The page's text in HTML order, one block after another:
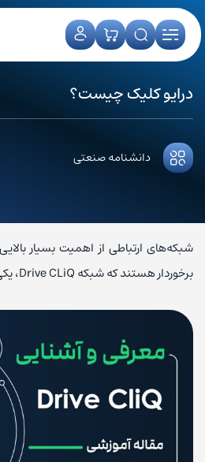
درایو کلیک چیست؟
دانشنامه صنعتی
شبکه‌های ارتباطی از اهمیت بسیار
برخوردار هستند که شبکه Drive CLiQ، یکی از با اهمیت‌ترین […]